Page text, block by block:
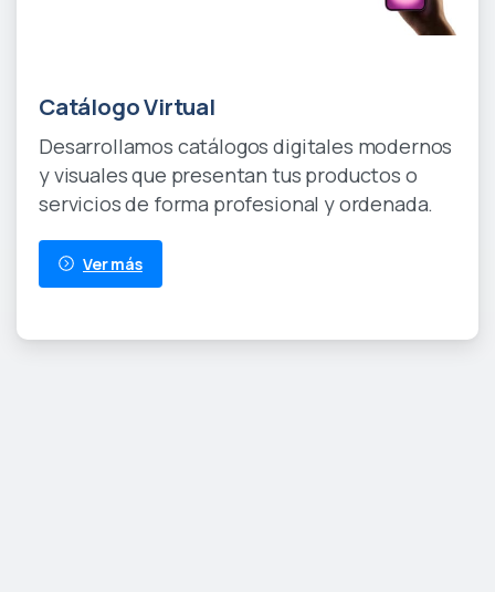
Catálogo Virtual
Desarrollamos catálogos digitales modernos
y visuales que presentan tus productos o
servicios de forma profesional y ordenada.
Ver más